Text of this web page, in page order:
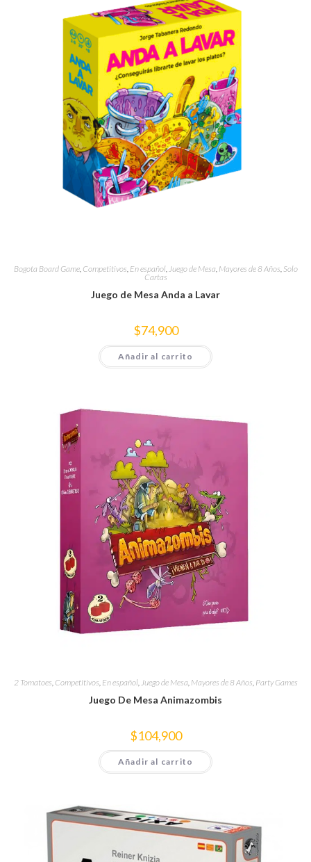
Bogota Board Game, Competitivos, En español,Juego de Mesa, Mayores de 8 Años, Solo
Cartas
Juego de Mesa Anda a Lavar
$74,900
Añadir al carrito
2 Tomatoes Competitivos En español, Juego de Mesa Mayores de 8 Años Party Games
Juego De Mesa Animazombis
$104,900
Añadir al carrito